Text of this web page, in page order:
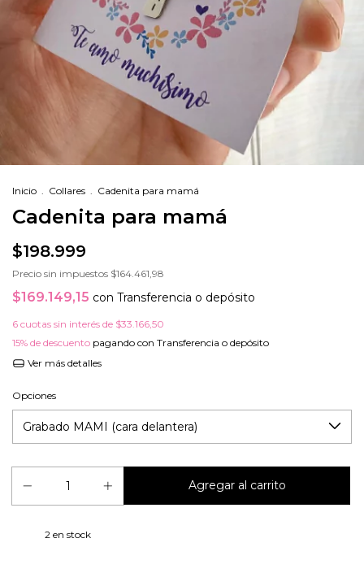
Inicio . Collares . Cadenita para mamá
Cadenita para mamá
$198.999
Precio sin impuestos $164.461,98
$169.149,15 con Transferencia o depósito
6 cuotas sin interés de $33.166,50
15% de descuento pagando con Transferencia o depósito
Ver más detalles
Opciones
2 en stock